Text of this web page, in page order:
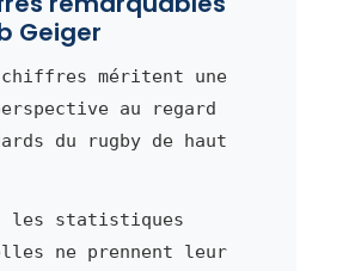
Geiger
méritent une
au regard
du rugby de haut
les statistiques
ne prennent leur